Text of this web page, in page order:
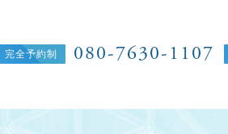
080-7630-1107